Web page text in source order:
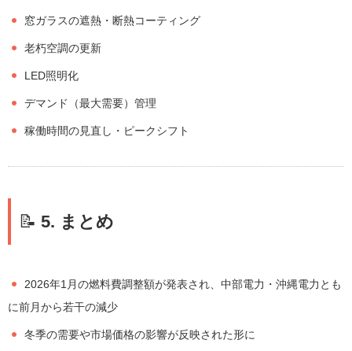
窓ガラスの遮熱・断熱コーティング
老朽空調の更新
LED照明化
デマンド（最大需要）管理
稼働時間の見直し・ピークシフト
📝 5. まとめ
2026年1月の燃料費調整額が発表され、中部電力・沖縄電力とも
に前月から若干の減少
冬季の需要や市場価格の影響が反映された形に